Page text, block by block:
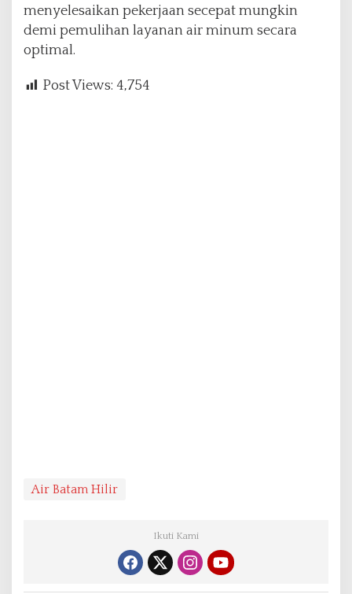
menyelesaikan pekerjaan secepat mungkin
demi pemulihan layanan air minum secara
optimal.
Post Views: 4,754
Air Batam Hilir
Ikuti Kami